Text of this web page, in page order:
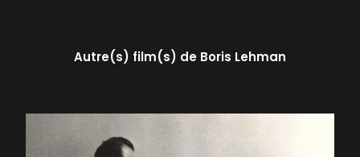
Autre(s) film(s) de Boris Lehman